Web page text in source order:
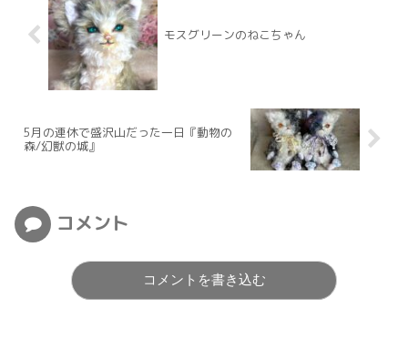
モスグリーンのねこちゃん
5月の連休で盛沢山だった一日『動物の
森/幻獣の城』
コメント
コメントを書き込む